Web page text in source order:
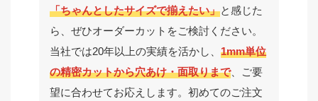
「ちゃんとしたサイズで揃えたい」と感じた
ら、ぜひオーダーカットをご検討ください。
当社では20年以上の実績を活かし、 1mm単位
の精密カットから穴あけ・面取りまで、ご要
望に合わせてお応えします。初めてのご注文